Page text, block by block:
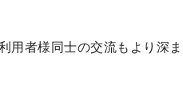
用者様同士の交流もより深ま